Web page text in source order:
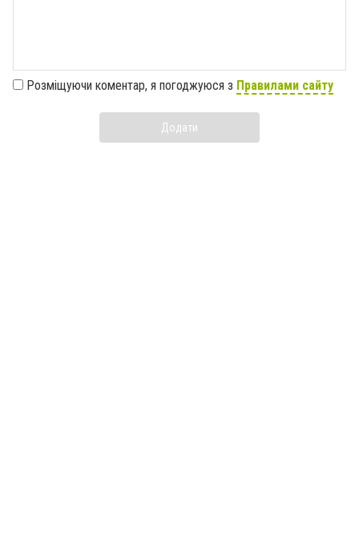
Розміщуючи коментар, я погоджуюся з Правилами сайту
Додати